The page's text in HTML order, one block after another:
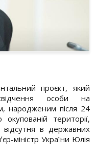
проєкт, який
особи на
народженим після 24
території,
в державних
міністр України Юлія